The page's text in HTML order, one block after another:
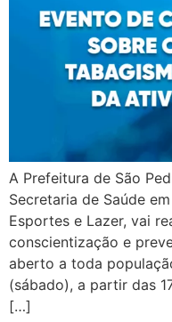
A Prefeitura de São
Secretaria de Saúde
Esportes e Lazer, vai
conscientização e
aberto a toda
(sábado), a partir das
[…]